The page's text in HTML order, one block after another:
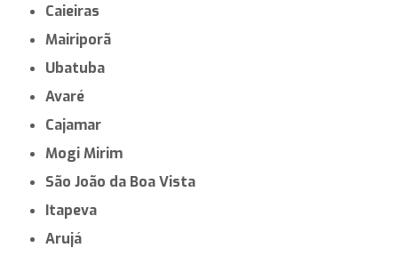
Caieiras
Mairiporã
Ubatuba
Avaré
Cajamar
Mogi Mirim
São João da Boa Vista
Itapeva
Arujá